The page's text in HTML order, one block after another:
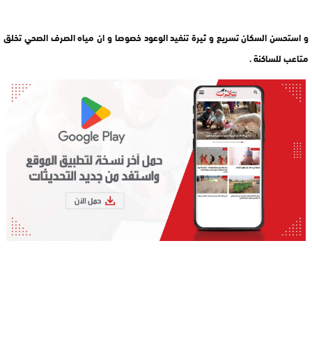
و استحسن السكان تسريع و ثيرة تنفيد الوعود خصوصا و ان مياه الصرف الصحي تخلق
متاعب للساكنة .